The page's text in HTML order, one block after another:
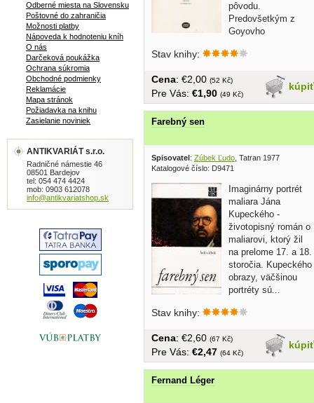
pôvodu.
Predovšetkým z
Goyovho
vychádza autor, maliarove životné
Stav knihy:
kúpiť
Cena: €2,00 (52 Kč)
Pre Vás: €1,90 (49 Kč)
Farebný sen
Spisovatel: Zúbek Ľudo , Tatran 1977
Katalogové číslo: D9471
Imaginárny portrét
maliara Jána
Kupeckého -
životopisný román o
maliarovi, ktorý žil
na prelome 17. a 18.
storočia. Kupeckého
obrazy, väčšinou
portréty sú...
Stav knihy:
kúpiť
Cena: €2,60 (67 Kč)
Pre Vás: €2,47 (64 Kč)
Fernand Léger
Odberné miesta na Slovensku
Poštovné do zahraničia
Možnosti platby
Nápoveda k hodnoteniu kníh
O nás
Darčeková poukážka
Ochrana súkromia
Obchodné podmienky
Reklamácie
Mapa stránok
Požiadavka na knihu
Zasielanie noviniek
ANTIKVARIÁT s.r.o.
Radničné námestie 46
08501 Bardejov
tel: 054 474 4424
mob: 0903 612078
info@antikvariatshop.sk